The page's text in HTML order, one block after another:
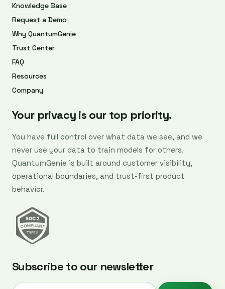
Knowledge Base
Request a Demo
Why QuantumGenie
Trust Center
FAQ
Resources
Company
Your privacy is our top priority.
You have full control over what data we see, and we
never use your data to train models for others.
QuantumGenie is built around customer visibility,
operational boundaries, and trust-first product
behavior.
Subscribe to our newsletter